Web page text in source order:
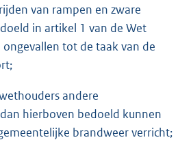
van rampen en zware
in artikel 1 van de Wet
ongevallen tot de taak van de
andere
hierboven bedoeld kunnen
brandweer verricht;